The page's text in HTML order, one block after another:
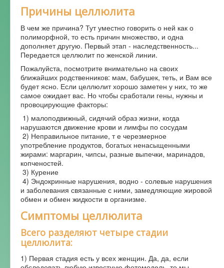
Причины целлюлита
В чем же причина? Тут уместно говорить о ней как о
полиморфной, то есть причин множество, и одна
дополняет другую. Первый этап - наследственность...
Передается целлюлит по женской линии.
Пожалуйста, посмотрите внимательно на своих
ближайших родственников: мам, бабушек, теть, и Вам все
будет ясно. Если целлюлит хорошо заметен у них, то же
самое ожидает вас. Но чтобы сработали гены, нужны и
провоцирующие факторы:
1) малоподвижный, сидячий образ жизни, когда
нарушаются движение крови и лимфы по сосудам
2) Неправильное питание, т е черезмерное
употребление продуктов, богатых ненасыщенными
жирами: маргарин, чипсы, разные выпечки, маринадов,
копченостей.
3) Курение
4) Эндокринные нарушения, водно - солевые нарушения
и заболевания связанные с ними, замедляющие жировой
обмен и обмен жидкости в организме.
Симптомы целлюлита
Всего разделяют четыре стадии
целлюлита:
1) Первая стадия есть у всех женщин. Да, да, если